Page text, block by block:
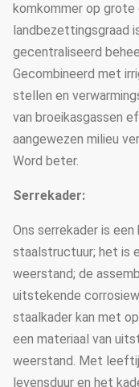
komkommer op
landbezettingsgraad
gecentraliseerd
Gecombineerd met
stellen en
van broeikasgassen
aangewezen milieu
Word beter.
Serrekader:
Ons serrekader is
staalstructuur; het is
weerstand; de
uitstekende
staalkader kan met
een materiaal van
weerstand. Met
levensduur en het